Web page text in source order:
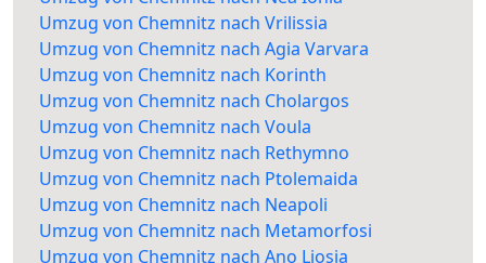
Umzug von Chemnitz nach Vrilissia
Umzug von Chemnitz nach Agia Varvara
Umzug von Chemnitz nach Korinth
Umzug von Chemnitz nach Cholargos
Umzug von Chemnitz nach Voula
Umzug von Chemnitz nach Rethymno
Umzug von Chemnitz nach Ptolemaida
Umzug von Chemnitz nach Neapoli
Umzug von Chemnitz nach Metamorfosi
Umzug von Chemnitz nach Ano Liosia